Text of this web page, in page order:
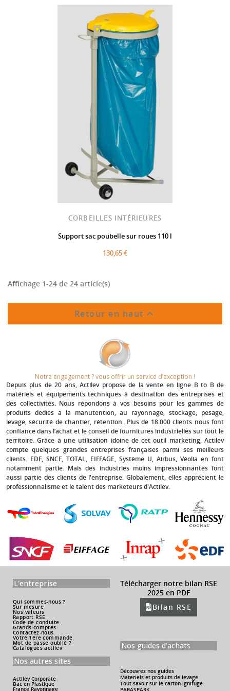
CORBEILLES INTÉRIEURES
Support sac poubelle sur roues 110 l
130,65 €
Affichage 1-24 de 24 article(s)
Retour en haut 
Notre engagement ? vous offrir un service d’exception !​
Depuis plus de 20 ans, Actilev propose de la vente en ligne B to B de
matériels et équipements techniques à destination des entreprises et
des collectivités. Nous répondons à vos besoins pour les gammes de
produits dédiés à la manutention, au rayonnage, stockage, pesage,
levage, sécurité de chantier, rétention...Plus de 18.000 clients nous font
confiance dans l’achat et le conseil de fournitures industrielles sur tout le
territoire. Grâce à une utilisation idoine de cet outil marketing, Actilev
compte quelques grandes entreprises françaises parmi ses meilleurs
clients. EDF, SNCF, TOTAL, EIFFAGE, Système U, Airbus, Véolia en font
notamment partie. Mais des industries moins impressionnantes font
aussi partie des clients de l'entreprise. Globalement, elles apprécient le
professionnalisme et le talent des marketeurs d'Actilev.
L'entreprise
Qui sommes-nous ?
Sur mesure
Nos valeurs
Rapport RSE
Code de conduite
Grands comptes
Contactez-nous
Votre 1ére commande
Mot de passe oublié ?
Catalogues actilev
Télécharger notre bilan RSE
2025 en PDF
Bilan RSE
Nos autres sites
Actilev Corporate
Bac en Plastique
France Rayonnage
Nos guides d'achats
Découvrez nos guides
Materiels et produits de levage
Tout savoir sur le carton ignifugé